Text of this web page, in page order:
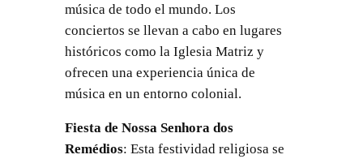
música de todo el mundo. Los
conciertos se llevan a cabo en lugares
históricos como la Iglesia Matriz y
ofrecen una experiencia única de
música en un entorno colonial.
Fiesta de Nossa Senhora dos
Remédios: Esta festividad religiosa se